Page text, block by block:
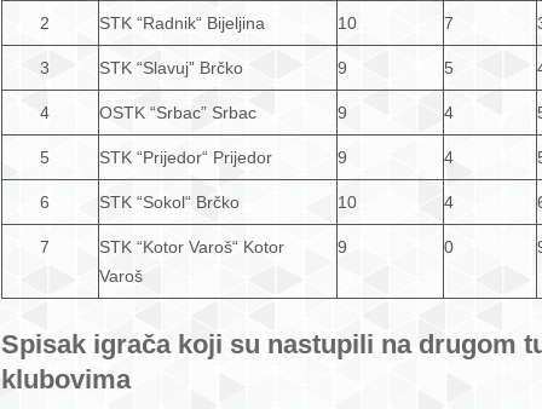
2 STK “Radnik“ Bijeljina 10 7
3 STK “Slavuj” Brčko 9 5
4 OSTK “Srbac” Srbac 9 4
5 STK “Prijedor“ Prijedor 9 4
6 STK “Sokol“ Brčko 10 4
7
STK “Kotor Varoš“ Kotor
Varoš
9 0
Spisak igrača koji su nastupili na drugom
klubovima